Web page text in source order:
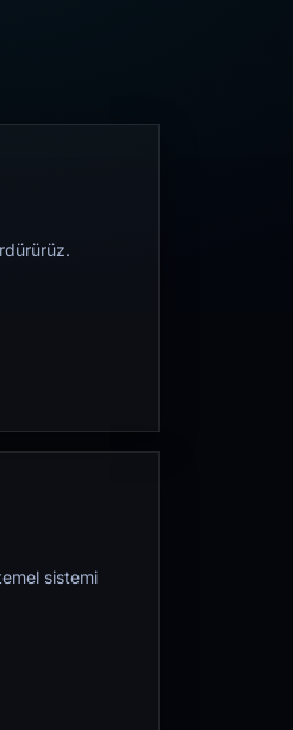
sistemi